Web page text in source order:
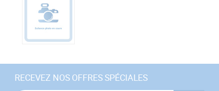
RECEVEZ NOS OFFRES SPÉCIALES